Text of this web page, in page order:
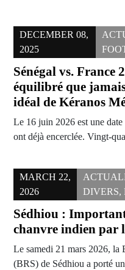
DECEMBER 08,
2025
Sénégal vs. France
équilibré que
idéal de Kéranos
Le 16 juin 2026 est une
ont déjà encerclée. Vingt-
MARCH 22,
2026
DIVERS,
Sédhiou :
chanvre indien par
Le samedi 21 mars 2026, la
(BRS) de Sédhiou a porté